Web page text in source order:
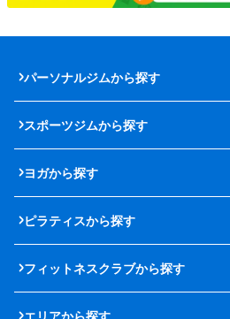
パーソナルジムから探す
スポーツジムから探す
ヨガから探す
ピラティスから探す
フィットネスクラブから探す
エリアから探す